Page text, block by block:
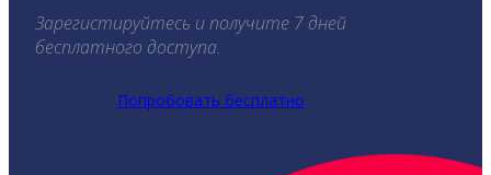
Зарегистируйтесь и получите 7 дней
бесплатного доступа.
Попробовать бесплатно